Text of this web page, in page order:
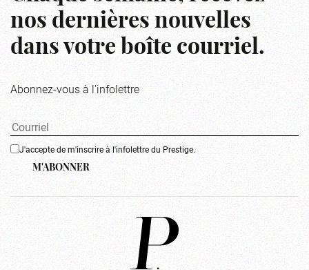
nos dernières nouvelles
dans votre boîte courriel.
Abonnez-vous à l'infolettre
J'accepte de m'inscrire à l'infolettre du Prestige.
M'ABONNER